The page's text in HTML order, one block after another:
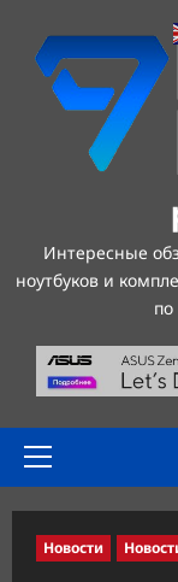
содержимому
Интересные
ноутбуков и
Основное
Новости